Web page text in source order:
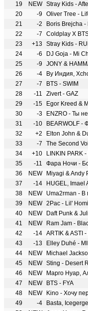
19
NEW Stray Kids -
20
-9 Oliver Tree -
21
-2
Boris Brejcha -
22
-7
Coldplay X
23
+13
Stray Kids -
24
-6
DJ Goja - Mi
25
-9
JONY &
26
-4
By Индия,
27
-7
BTS - SWIM
28
-11
Zivert - GAZ
29
-15
Egor Kreed &
30
-3
ENZRO - Ты
31
-10
BEARWOLF -
32
+2
Elton John &
33
-7
The Second
34
+10
LINKIN PARK
35
-11
Фара Ночи -
36
NEW
Miyagi & Andy
37
-14
HUGEL, Imael
38
NEW
Uma2rman - В
39
NEW 2Pac - Lil'
40
NEW
Daft Punk &
41
NEW
Ram Jam -
42
-14 ARTIK & ASTI
43
-13
Elley Duhé -
44
NEW
Michael
45
NEW Sting - Desert
46
NEW
Марго Нуар,
47
NEW
BTS - FYA
48
NEW
Kino - Хочу
49
-4
Basta,